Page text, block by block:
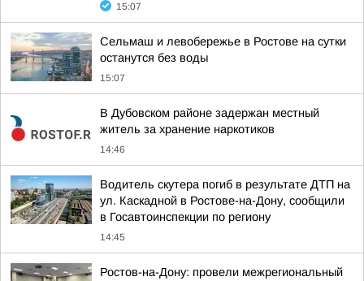
15:07
Сельмаш и левобережье в Ростове на сутки
останутся без воды
15:07
В Дубовском районе задержан местный
житель за хранение наркотиков
14:46
Водитель скутера погиб в результате ДТП на
ул. Каскадной в Ростове-на-Дону, сообщили
в Госавтоинспекции по региону
14:45
Ростов-на-Дону: провели межрегиональный